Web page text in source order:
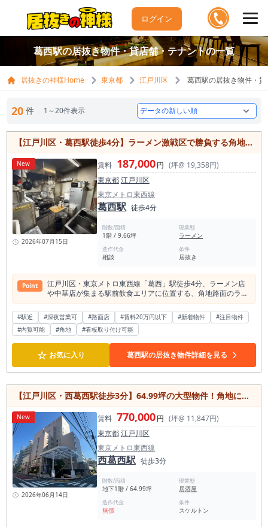
ログイン
葛西駅の居抜き物件・貸店舗・テナントの一覧
居抜きの神様Home 東京都 江戸川区 葛西駅の居抜き物件・
20 件 1～20件表示
【江戸川区・葛西駅徒歩4分】ラーメン激戦区で勝負する角地路面のラーメン店居抜き物件／約9.66坪
New
2026年07月15日
賃料 187,000円 (坪@ 19,358円)
東京都江戸川区
東京メトロ東西線
葛西駅 徒歩4分
階数/面積
1階 / 9.66坪
現業態
ラーメン
造作代金
相談
条件
居抜き
Point
江戸川区・東京メトロ東西線「葛西」駅徒歩4分、ラーメン店
や中華店が集まる駅前飲食エリアに位置する、角地路面のラー
メン店居抜き物件です。 葛西駅周辺でラーメン店、つけ麺、ま
ぜそば、中華そば、町中華、カウンター中心の小箱飲食店開業
を検討している方に、ぜひ現地をご確認いただきたい募集案件
です。 本物件の大きな魅力は、葛西駅徒歩4分という駅近立地
に加え、角地路面店舗として通行人に店舗の存在を伝えやすい
点です。 ラーメン店においては、駅からの距離、店前の見え
方、看板、メニュー掲出、入口の入りやすさが非常に重要で
す。 本物件は角地に位置しているため、通りからの視認性や店
か」を一瞬で伝える業態と相性を確認したい物件です。 葛西駅
は1日平均乗降客数が約10万人規模の駅で、東西線沿線の中で
も利用者の多い駅の一つです。 駅周辺には住宅、学校、事業
所、商業施設、生活店舗が集まり、通勤・通学、買い物、食
事、仕事帰りの利用など、日常的な人の流れがあります。派手
な繁華街というより、地域住民と駅利用者の日常需要を取り込
む飲食店に向いたエリアです。 葛西駅半径500m圏内には飲食
店が約297店、そのうちラーメン店は約19店確認されていま
す。 周辺にはラーメン店、中華店、チェーン系店舗、個性派の
麺業態も見られ、ラーメンで勝負するには競合のあるエリアで
す。 ただし、これは見方を変えれば、葛西駅前にラーメン需
要・中華需要・食事需要がすでに形成されているということで
もあります。 ラーメン店が少なすぎて需要を一から作る場所で
はなく、ラーメンを食べる人がいる駅前エリアの中で、どう差
#駅近 #深夜営業可 #路面店 #賃料20万円以下 #新着物件
#注目物件
#内覧可能
#角地 #看板取り付け可能
☆ お気に入り 葛西駅の居抜き物件詳細を見る
【江戸川区・西葛西駅徒歩3分】64.99坪の大型物件！角地に位置する好立地
New
2026年06月14日
賃料 770,000円 (坪@ 11,847円)
東京都江戸川区
東京メトロ東西線
西葛西駅 徒歩3分
階数/面積
地下1階 / 64.99坪
現業態
居酒屋
造作代金
無償
条件
スケルトン